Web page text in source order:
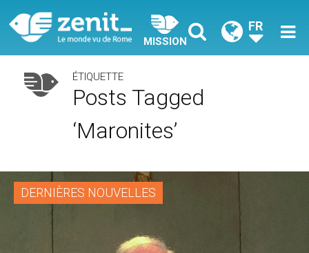
MISSION
FR
ÉTIQUETTE
Posts Tagged
‘maronites’
DERNIÈRES NOUVELLES